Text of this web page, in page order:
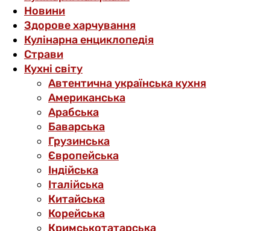
Новини
Здорове харчування
Кулінарна енциклопедія
Страви
Кухні світу
Автентична українська кухня
Американська
Арабська
Баварська
Грузинська
Європейська
Індійська
Італійська
Китайська
Корейська
Кримськотатарська